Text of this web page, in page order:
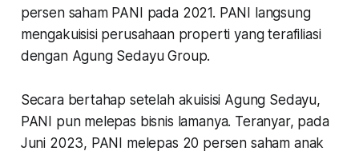
persen saham PANI pada 2021. PANI langsung
mengakuisisi perusahaan properti yang terafiliasi
dengan Agung Sedayu Group.
Secara bertahap setelah akuisisi Agung Sedayu,
PANI pun melepas bisnis lamanya. Teranyar, pada
Juni 2023, PANI melepas 20 persen saham anak